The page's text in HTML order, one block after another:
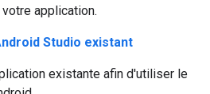
application.
Studio existant
existante afin d'utiliser le